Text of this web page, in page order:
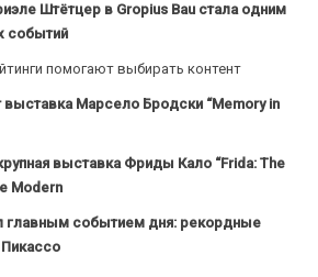
Штётцер в Gropius Bau стала одним
событий
помогают выбирать контент
выставка Марсело Бродски “Memory in
выставка Фриды Кало “Frida: The
Modern
главным событием дня: рекордные